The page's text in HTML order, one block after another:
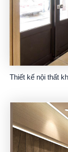
Thiết kế nội thất